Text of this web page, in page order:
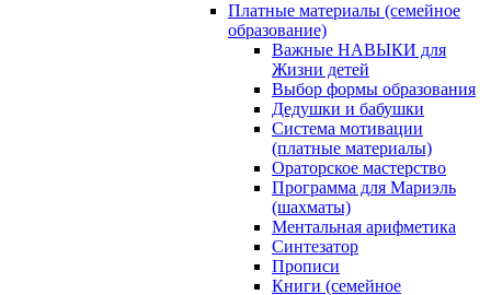
Платные материалы (семейное
образование)
Важные НАВЫКИ для
Жизни детей
Выбор формы образования
Дедушки и бабушки
Система мотивации
(платные материалы)
Ораторское мастерство
Программа для Мариэль
(шахматы)
Ментальная арифметика
Синтезатор
Прописи
Книги (семейное